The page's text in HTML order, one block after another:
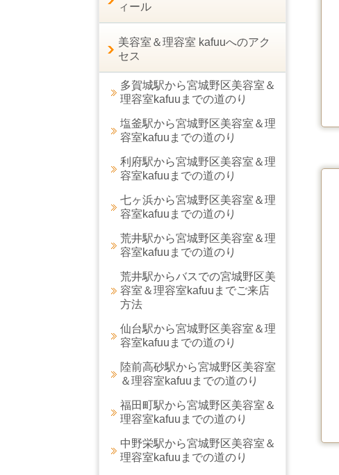
ィール
美容室＆理容室 kafuuへのアク
セス
多賀城駅から宮城野区美容室＆
理容室kafuuまでの道のり
塩釜駅から宮城野区美容室＆理
容室kafuuまでの道のり
利府駅から宮城野区美容室＆理
容室kafuuまでの道のり
七ヶ浜から宮城野区美容室＆理
容室kafuuまでの道のり
荒井駅から宮城野区美容室＆理
容室kafuuまでの道のり
荒井駅からバスでの宮城野区美
容室＆理容室kafuuまでご来店
方法
仙台駅から宮城野区美容室＆理
容室kafuuまでの道のり
陸前高砂駅から宮城野区美容室
＆理容室kafuuまでの道のり
福田町駅から宮城野区美容室＆
理容室kafuuまでの道のり
中野栄駅から宮城野区美容室＆
理容室kafuuまでの道のり